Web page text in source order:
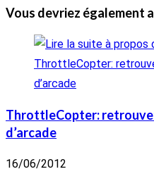
Vous devriez également
ThrottleCopter:
d’arcade
16/06/2012